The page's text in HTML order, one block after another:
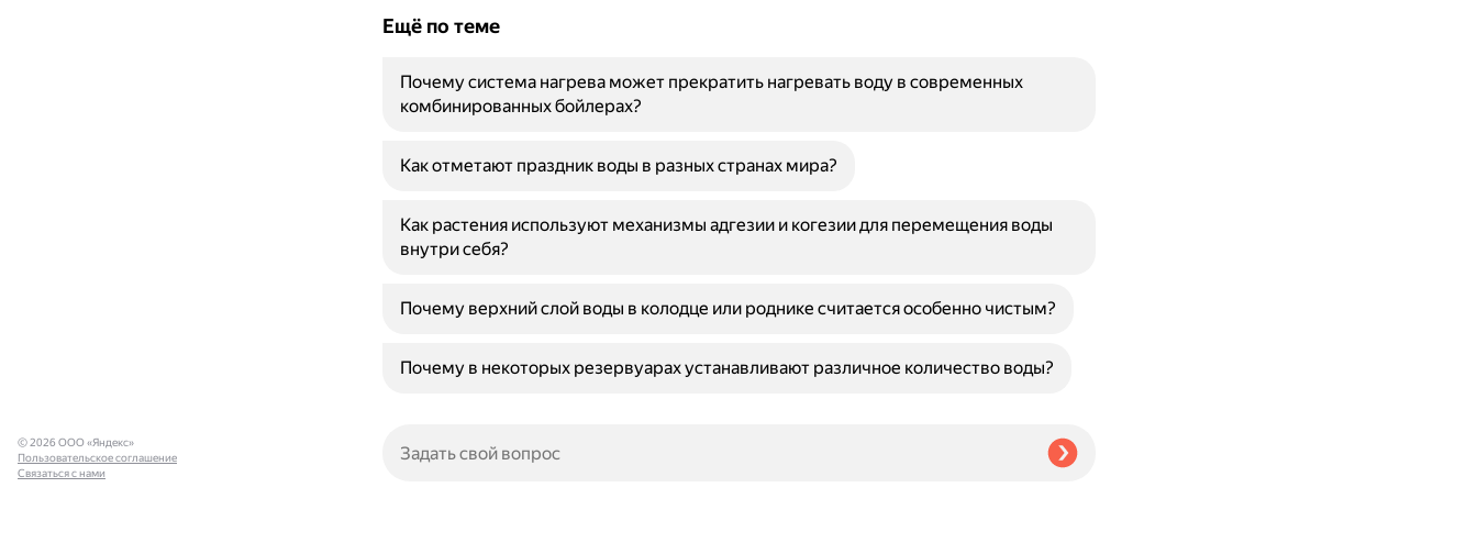
Ещё по теме
Почему система нагрева может прекратить нагревать воду в современных
комбинированных бойлерах?
Как отметают праздник воды в разных странах мира?
Как растения используют механизмы адгезии и когезии для перемещения воды
внутри себя?
Почему верхний слой воды в колодце или роднике считается особенно чистым?
Почему в некоторых резервуарах устанавливают различное количество воды?
© 2026 ООО «Яндекс»
Пользовательское соглашение
Связаться с нами